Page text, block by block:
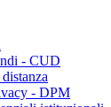
- CUD
- DPM